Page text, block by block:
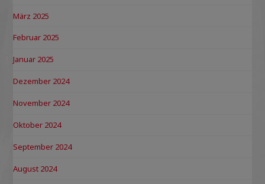
März 2025
Februar 2025
Januar 2025
Dezember 2024
November 2024
Oktober 2024
September 2024
August 2024